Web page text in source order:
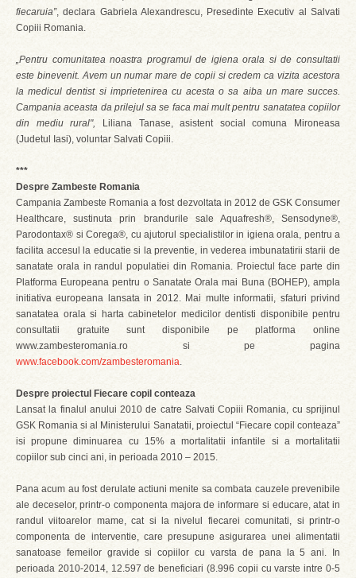
fiecaruia”, declara Gabriela Alexandrescu, Presedinte Executiv al Salvati
Copiii Romania.
„Pentru comunitatea noastra programul de igiena orala si de consultatii
este binevenit. Avem un numar mare de copii si credem ca vizita acestora
la medicul dentist si imprietenirea cu acesta o sa aiba un mare succes.
Campania aceasta da prilejul sa se faca mai mult pentru sanatatea copiilor
din mediu rural", Liliana Tanase, asistent social comuna Mironeasa
(Judetul Iasi), voluntar Salvati Copiii.
***
Despre Zambeste Romania
Campania Zambeste Romania a fost dezvoltata in 2012 de GSK Consumer
Healthcare, sustinuta prin brandurile sale Aquafresh®, Sensodyne®,
Parodontax® si Corega®, cu ajutorul specialistilor in igiena orala, pentru a
facilita accesul la educatie si la preventie, in vederea imbunatatirii starii de
sanatate orala in randul populatiei din Romania. Proiectul face parte din
Platforma Europeana pentru o Sanatate Orala mai Buna (BOHEP), ampla
initiativa europeana lansata in 2012. Mai multe informatii, sfaturi privind
sanatatea orala si harta cabinetelor medicilor dentisti disponibile pentru
consultatii gratuite sunt disponibile pe platforma online
www.zambesteromania.ro si pe pagina
www.facebook.com/zambesteromania.
Despre proiectul Fiecare copil conteaza
Lansat la finalul anului 2010 de catre Salvati Copiii Romania, cu sprijinul
GSK Romania si al Ministerului Sanatatii, proiectul “Fiecare copil conteaza”
isi propune diminuarea cu 15% a mortalitatii infantile si a mortalitatii
copiilor sub cinci ani, in perioada 2010 – 2015.
Pana acum au fost derulate actiuni menite sa combata cauzele prevenibile
ale deceselor, printr-o componenta majora de informare si educare, atat in
randul viitoarelor mame, cat si la nivelul fiecarei comunitati, si printr-o
componenta de interventie, care presupune asigurarea unei alimentatii
sanatoase femeilor gravide si copiilor cu varsta de pana la 5 ani. In
perioada 2010-2014, 12.597 de beneficiari (8.996 copii cu varste intre 0-5